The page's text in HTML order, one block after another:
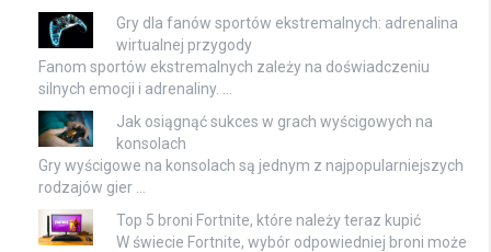
Gry dla fanów sportów ekstremalnych: adrenalina
wirtualnej przygody
Fanom sportów ekstremalnych zależy na doświadczeniu
silnych emocji i adrenaliny. …
Jak osiągnąć sukces w grach wyścigowych na
konsolach
Gry wyścigowe na konsolach są jednym z najpopularniejszych
rodzajów gier …
Top 5 broni Fortnite, które należy teraz kupić
W świecie Fortnite, wybór odpowiedniej broni może